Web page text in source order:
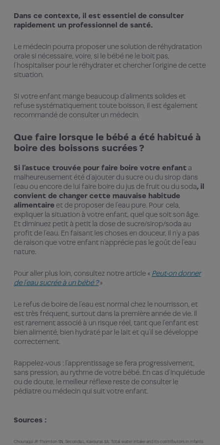
Dans ce contexte, il est essentiel de consulter
rapidement un professionnel de santé.
Le médecin pourra proposer une solution de réhydratation
orale si nécessaire, voire, si le bébé ne le boit pas,
l’hospitaliser pour le réhydrater et chercher l’origine de cette
situation.
Si votre enfant mange beaucoup d’aliments solides et
refuse systématiquement toute boisson, il est également
recommandé de consulter un médecin.
Que faire lorsque le bébé a été habitué à
boire des boissons sucrées ?
Si l’astuce trouvée pour faire boire votre enfant a
malheureusement été d’ajouter du sucre ou du sirop dans
l’eau ou encore de lui faire boire du jus de fruit ou du soda, il
convient de changer cette mauvaise habitude
alimentaire et de proposer de l’eau pure. Pour cela,
expliquer la situation à votre enfant, quel que soit son âge.
Et diminuez petit à petit la dose de sucre/sirop/soda au
profit de l’eau. En faisant les choses en douceur, il n’y a pas
de raison que votre enfant n’apprécie pas le goût de l’eau
nature.
Pour aller plus loin, consultez notre article « ​​ Peut-on donner
de l’eau sucrée à un bébé ?»
Le refus de boire de l’eau est normal chez le nourrisson, et
est très fréquent, surtout dans la première année de vie. Il
est rarement associé à un risque réel, tant que l’enfant est
bien alimenté, bien hydraté par le lait et qu’il se développe
correctement.
Rappelez-vous : l’apprentissage se fera progressivement,
sans pression, au rythme de votre bébé. En cas d’inquiétude
ou de doute, le meilleur réflexe reste de consulter le
pédiatre ou médecin qui suit votre enfant.
Sources :
Chouraqui JP, Thornton SN, Seconda L, Kavouras SA. Total water intake and its contributors in infants